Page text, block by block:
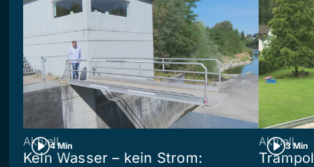
4 Min
Aktuell
Kein Wasser – kein Strom:
3 Min
Aktuell